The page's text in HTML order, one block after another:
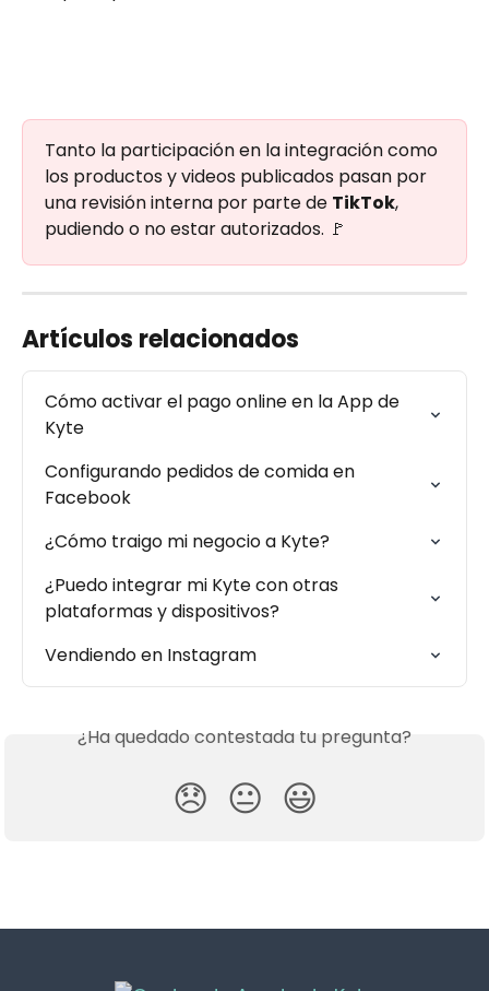
Tanto la participación en la integración como
los productos y videos publicados pasan por
una revisión interna por parte de TikTok,
pudiendo o no estar autorizados. 🚩
Artículos relacionados
Cómo activar el pago online en la App de
Kyte
Configurando pedidos de comida en
Facebook
¿Cómo traigo mi negocio a Kyte?
¿Puedo integrar mi Kyte con otras
plataformas y dispositivos?
Vendiendo en Instagram
¿Ha quedado contestada tu pregunta?
😞 😐 😃